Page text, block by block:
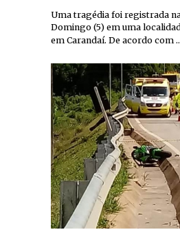
Uma tragédia foi registrada
Domingo (5) em uma
em Carandaí. De acordo com